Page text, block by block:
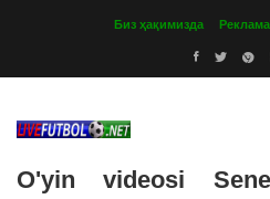
Биз ҳақимизда Реклама
O'yin videosi